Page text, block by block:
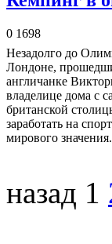
0 1698
Незадолго до
Лондоне,
англичанке
владелице дома с
британской
заработать на
мирового значения.
назад 1